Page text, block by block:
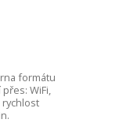
formátu
WiFi,
rychlost